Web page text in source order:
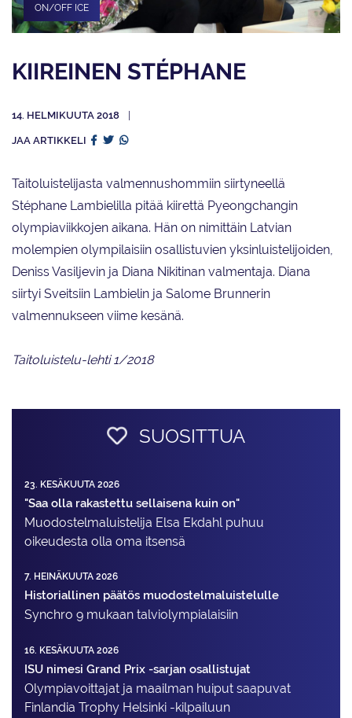
ON/OFF ICE
KIIREINEN STÉPHANE
14. HELMIKUUTA 2018
JAA ARTIKKELI
Taitoluistelijasta valmennushommiin siirtyneellä
Stéphane Lambielilla pitää kiirettä Pyeongchangin
olympiaviikkojen aikana. Hän on nimittäin Latvian
molempien olympilaisiin osallistuvien yksinluistelijoiden,
Deniss Vasiljevin ja Diana Nikitinan valmentaja. Diana
siirtyi Sveitsiin Lambielin ja Salome Brunnerin
valmennukseen viime kesänä.
Taitoluistelu-lehti 1/2018
SUOSITTUA
23. KESÄKUUTA 2026
"Saa olla rakastettu sellaisena kuin on"
Muodostelma­luistelija Elsa Ekdahl puhuu
oikeudesta olla oma itsensä
7. HEINÄKUUTA 2026
Historiallinen päätös muodostelmaluistelulle
Synchro 9 mukaan talviolympialaisiin
16. KESÄKUUTA 2026
ISU nimesi Grand Prix -sarjan osallistujat
Olympiavoittajat ja maailman huiput saapuvat
Finlandia Trophy Helsinki -kilpailuun